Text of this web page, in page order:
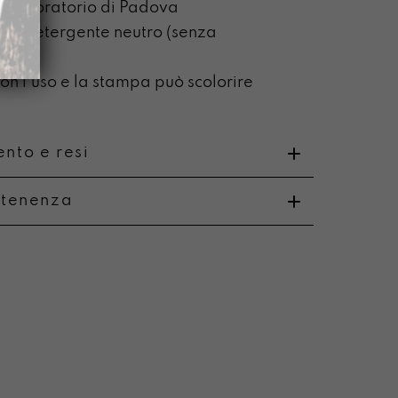
laboratorio di Padova
detergente neutro (senza
l’uso e la stampa può scolorire
e resi